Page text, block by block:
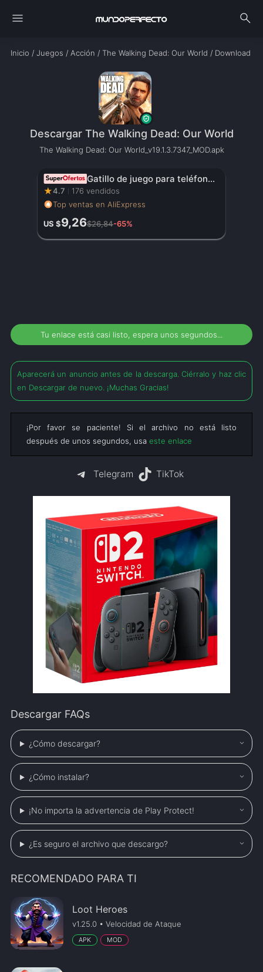
menu search
Inicio / Juegos / Acción / The Walking Dead: Our World / Download
Descargar The Walking Dead: Our World
The Walking Dead: Our World_v19.1.3.7347_MOD.apk
Gatillo de juego para teléfono móvil JS65 para PUBG, mando de disparo, Joystick de 6 dedos para comer pollo, artefacto auxiliar L1R1, botón de llave
★4.7
176 vendidos
Top ventas en AliExpress
US $9,26$26,84-65%
Tu enlace está casi listo, espera unos segundos...
Aparecerá un anuncio antes de la descarga. Ciérralo y haz clic
en Descargar de nuevo. ¡Muchas Gracias!
¡Por favor se paciente! Si el archivo no está listo
después de unos segundos, usa este enlace
Telegram TikTok
Descargar FAQs
¿Cómo descargar?
¿Cómo instalar?
¡No importa la advertencia de Play Protect!
¿Es seguro el archivo que descargo?
RECOMENDADO PARA TI
Loot Heroes
v1.25.0 • Velocidad de Ataque
APK MOD